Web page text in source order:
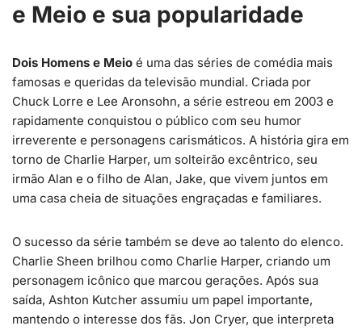
e Meio e sua popularidade
Dois Homens e Meio é uma das séries de comédia mais
famosas e queridas da televisão mundial. Criada por
Chuck Lorre e Lee Aronsohn, a série estreou em 2003 e
rapidamente conquistou o público com seu humor
irreverente e personagens carismáticos. A história gira em
torno de Charlie Harper, um solteirão excêntrico, seu
irmão Alan e o filho de Alan, Jake, que vivem juntos em
uma casa cheia de situações engraçadas e familiares.
O sucesso da série também se deve ao talento do elenco.
Charlie Sheen brilhou como Charlie Harper, criando um
personagem icônico que marcou gerações. Após sua
saída, Ashton Kutcher assumiu um papel importante,
mantendo o interesse dos fãs. Jon Cryer, que interpreta